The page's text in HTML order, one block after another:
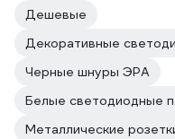
Дешевые
Декоративные
Черные шнуры ЭРА
Белые светодиодные
Металлические